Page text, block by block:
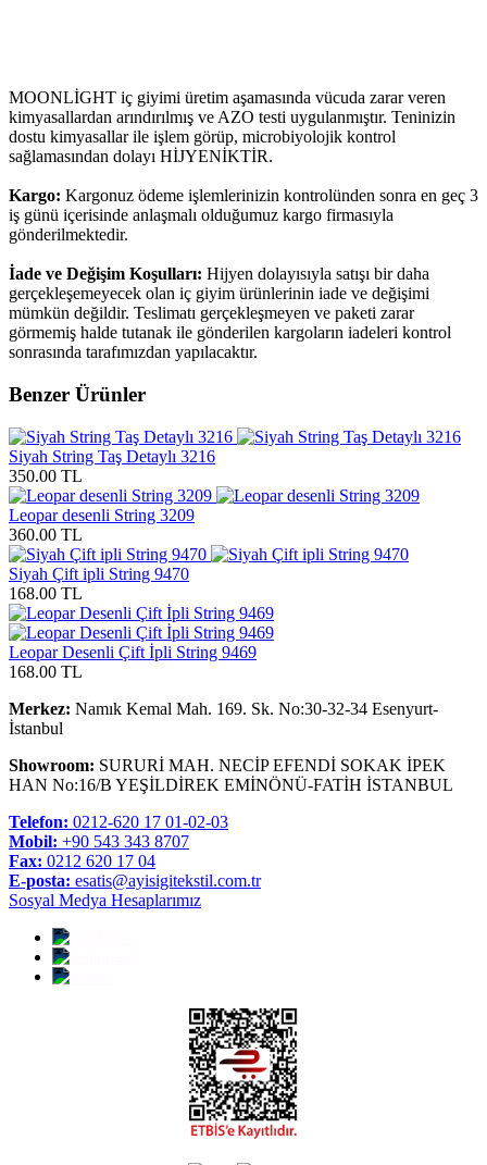
MOONLİGHT iç giyimi üretim aşamasında vücuda zarar veren
kimyasallardan arındırılmış ve AZO testi uygulanmıştır. Teninizin
dostu kimyasallar ile işlem görüp, microbiyolojik kontrol
sağlamasından dolayı HİJYENİKTİR.
Kargo: Kargonuz ödeme işlemlerinizin kontrolünden sonra en geç 3
iş günü içerisinde anlaşmalı olduğumuz kargo firmasıyla
gönderilmektedir.
İade ve Değişim Koşulları: Hijyen dolayısıyla satışı bir daha
gerçekleşemeyecek olan iç giyim ürünlerinin iade ve değişimi
mümkün değildir. Teslimatı gerçekleşmeyen ve paketi zarar
görmemiş halde tutanak ile gönderilen kargoların iadeleri kontrol
sonrasında tarafımızdan yapılacaktır.
Benzer Ürünler
Siyah String Taş Detaylı 3216
350.00 TL
Leopar desenli String 3209
360.00 TL
Siyah Çift ipli String 9470
168.00 TL
Leopar Desenli Çift İpli String 9469
168.00 TL
Merkez: Namık Kemal Mah. 169. Sk. No:30-32-34 Esenyurt-
İstanbul
Showroom: SURURİ MAH. NECİP EFENDİ SOKAK İPEK
HAN No:16/B YEŞİLDİREK EMİNÖNÜ-FATİH İSTANBUL
Telefon: 0212-620 17 01-02-03
Mobil: +90 543 343 8707
Fax: 0212 620 17 04
E-posta: esatis@ayisigitekstil.com.tr
Sosyal Medya Hesaplarımız